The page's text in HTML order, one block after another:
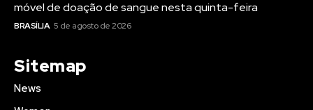
móvel de doação de sangue nesta quinta-feira
BRASÍLIA 5 de agosto de 2026
Sitemap
News